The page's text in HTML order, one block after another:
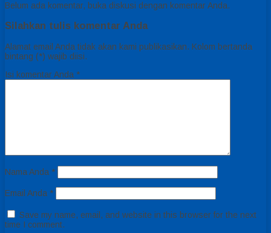
Belum ada komentar, buka diskusi dengan komentar Anda.
Silahkan tulis komentar Anda
Alamat email Anda tidak akan kami publikasikan. Kolom bertanda
bintang (*) wajib diisi.
Isi komentar Anda *
Nama Anda *
Email Anda *
Save my name, email, and website in this browser for the next
time I comment.